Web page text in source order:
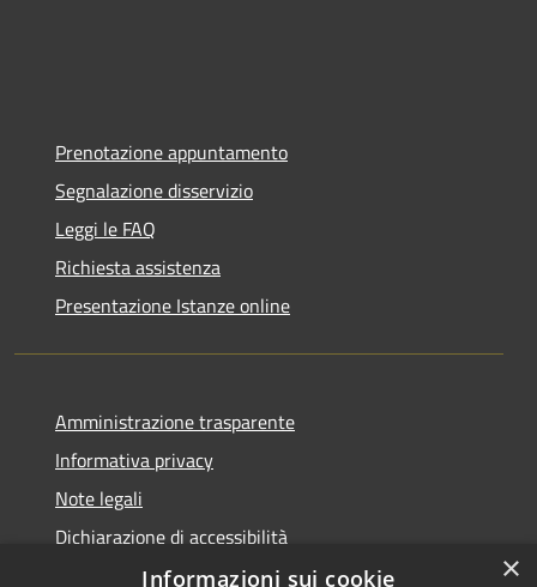
Prenotazione appuntamento
Segnalazione disservizio
Leggi le FAQ
Richiesta assistenza
Presentazione Istanze online
Amministrazione trasparente
Informativa privacy
Note legali
Dichiarazione di accessibilità
×
Informazioni sui cookie